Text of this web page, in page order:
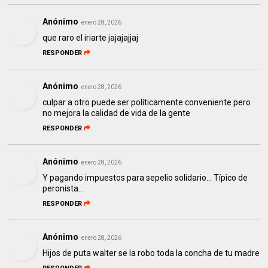
Anónimo enero 28, 2026
que raro el iriarte jajajajjaj
RESPONDER
Anónimo enero 28, 2026
culpar a otro puede ser políticamente conveniente pero
no mejora la calidad de vida de la gente
RESPONDER
Anónimo enero 28, 2026
Y pagando impuestos para sepelio solidario... Típico de
peronista...
RESPONDER
Anónimo enero 28, 2026
Hijos de puta walter se la robo toda la concha de tu madre